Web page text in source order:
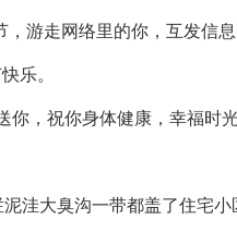
游走网络里的你，互发信
乐。
你，祝你身体健康，幸福时
洼大臭沟一带都盖了住宅